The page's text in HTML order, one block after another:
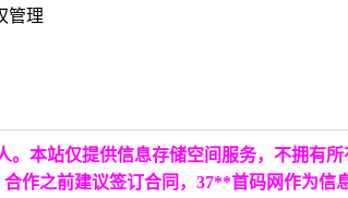
管理
本站仅提供信息存储空间服务，不拥有
合作之前建议签订合同，37**首码网作为信